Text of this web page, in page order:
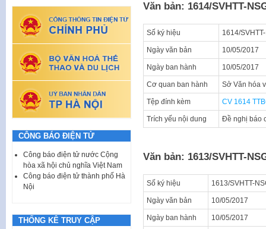
Văn bản: 1614/SVHTT-
Số ký hiệu 1614/
Ngày văn bản 10/05/2017
Ngày ban hành 10/05/2017
Cơ quan ban hành Sở Văn hóa
Tệp đính kèm CV 1614
Trích yếu nội dung Đề nghị báo
Văn bản: 1613/SVHTT-
Số ký hiệu 1613/SVHTT-
Ngày văn bản 10/05/2017
Ngày ban hành 10/05/2017
CÔNG BÁO ĐIỆN TỬ
Công báo điện tử nước Cộng
hòa xã hội chủ nghĩa Việt Nam
Công báo điện tử thành phố Hà
Nội
THỐNG KÊ TRUY CẬP